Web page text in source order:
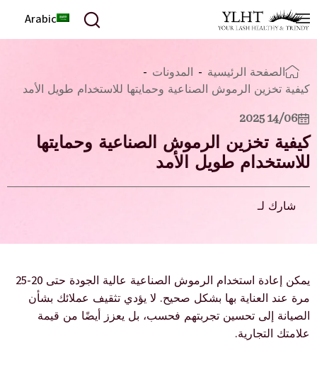
Arabic
الصفحة الرئيسية - المدونات -
كيفية تخزين الرموش الصناعية وحمايتها للاستخدام طويل الأمد
14/06 2025
كيفية تخزين الرموش الصناعية وحمايتها
للاستخدام طويل الأمد
شارك لـ
يمكن إعادة استخدام الرموش الصناعية عالية الجودة حتى 20-25
مرة عند العناية بها بشكل صحيح. لا يؤدي تثقيف عملائك بشأن
الصيانة إلى تحسين تجربتهم فحسب، بل يعزز أيضًا من قيمة
علامتك التجارية.